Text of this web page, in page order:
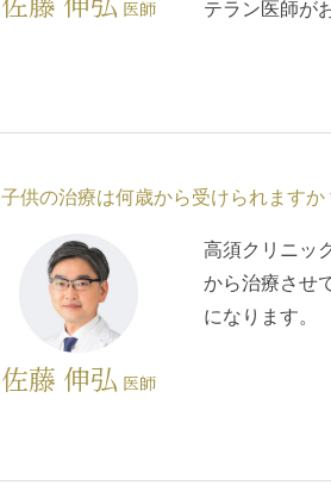
医師
テラン医師が
子供の治療は何歳から受けられますか
佐藤 伸弘 医師
高須クリニッ
から治療させ
になります。